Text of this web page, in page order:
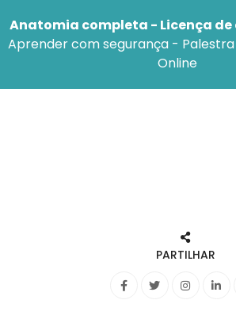
Anatomia completa - Licença de
Aprender com segurança -
Online
PARTILHAR